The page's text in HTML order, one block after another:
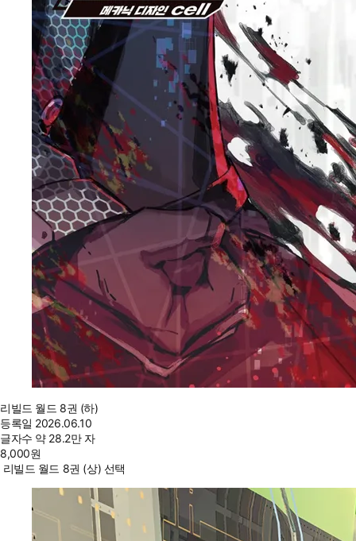
리빌드 월드 8권 (하)
등록일 2026.06.10
글자수 약 28.2만 자
8,000원
리빌드 월드 8권 (상) 선택